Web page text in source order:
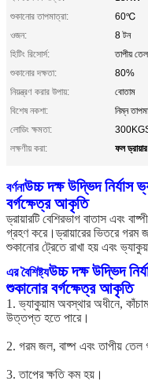
শুকানোর তাপমাত্রা:
60℃
ওজন:
8 টন
হিটিং রিসোর্স:
তাপীয় তেল
শুকানোর দক্ষতা:
80%
নিয়ন্ত্রণ করার উপায়:
বোতাম
বিশেষ নকশা:
নিম্ন
লোডিং ক্ষমতা:
লক্ষণীয় করা:
ফল
বর্ণনাউচ্চ দক্ষ উদ্ভিদ নির্যাস
বর্গক্ষেত্র আকৃতি
ড্রায়ারটি বেশিরভাগ বাতাস এবং
গ্রহণ করে।ড্রায়ারের ভিতরে গরম
শুকানোর ট্রেতে রাখা হয় এবং
এর বৈশিষ্ট্যউচ্চ দক্ষ উদ্ভিদ
শুকানোর বর্গক্ষেত্র আকৃতি
1. ভ্যাকুয়াম অবস্থার অধীনে,
উত্তপ্ত হতে পারে।
2. গরম জল, বাষ্প এবং তাপীয় তেল
3. তাপের ক্ষতি কম হয়।